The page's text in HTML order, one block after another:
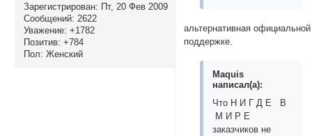
Зарегистрирован: Пт, 20 Фев 2009
Сообщений: 2622
Уважение: +1782
Позитив: +784
Пол: Женский
альтернативная официальной
поддержке.
Maquis
написал(а):
Что Н И Г Д Е В
М И Р Е
заказчиков не